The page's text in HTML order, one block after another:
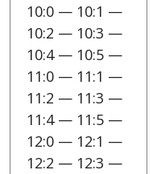
10:0 — 10:1 —
10:2 — 10:3 —
10:4 — 10:5 —
11:0 — 11:1 —
11:2 — 11:3 —
11:4 — 11:5 —
12:0 — 12:1 —
12:2 — 12:3 —